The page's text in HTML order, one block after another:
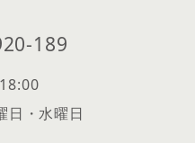
189
日・水曜日